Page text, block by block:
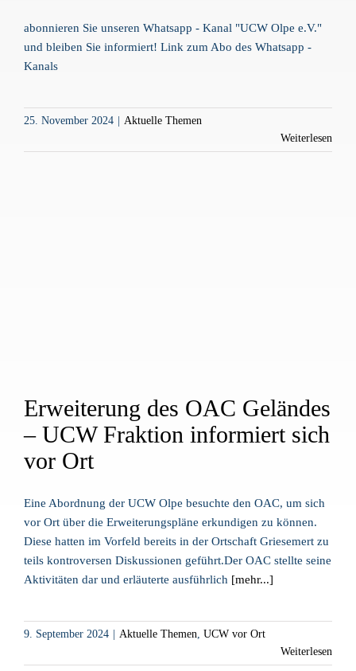
abonnieren Sie unseren Whatsapp - Kanal "UCW Olpe e.V."
und bleiben Sie informiert! Link zum Abo des Whatsapp -
Kanals
25. November 2024
Aktuelle Themen
Weiterlesen
Erweiterung des OAC Geländes
– UCW Fraktion informiert sich
vor Ort
Eine Abordnung der UCW Olpe besuchte den OAC, um sich
vor Ort über die Erweiterungspläne erkundigen zu können.
Diese hatten im Vorfeld bereits in der Ortschaft Griesemert zu
teils kontroversen Diskussionen geführt.Der OAC stellte seine
Aktivitäten dar und erläuterte ausführlich [mehr...]
9. September 2024 Aktuelle Themen, UCW vor Ort
Weiterlesen